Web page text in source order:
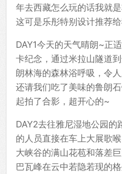
年去西藏怎么玩的话我就
这可是乐彤特别设计推荐
DAY1今天的天气晴朗~正
卡纪念，通过米拉山隧道
朗林海的森林浴呼吸，令
还请我们吃了美味的鲁朗
起拍了合影，超开心的~
DAY2去往雅尼湿地公园
的人员直接在车上大展歌
大峡谷的满山花苞和落差
巴瓦峰在云中若隐若现的